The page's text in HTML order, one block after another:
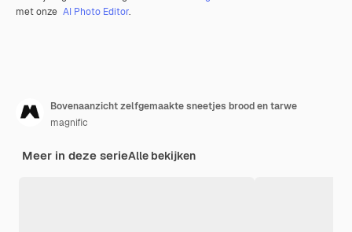
met onze AI Photo Editor.
Bovenaanzicht zelfgemaakte sneetjes brood en tarwe
magnific
Meer in deze serieAlle bekijken